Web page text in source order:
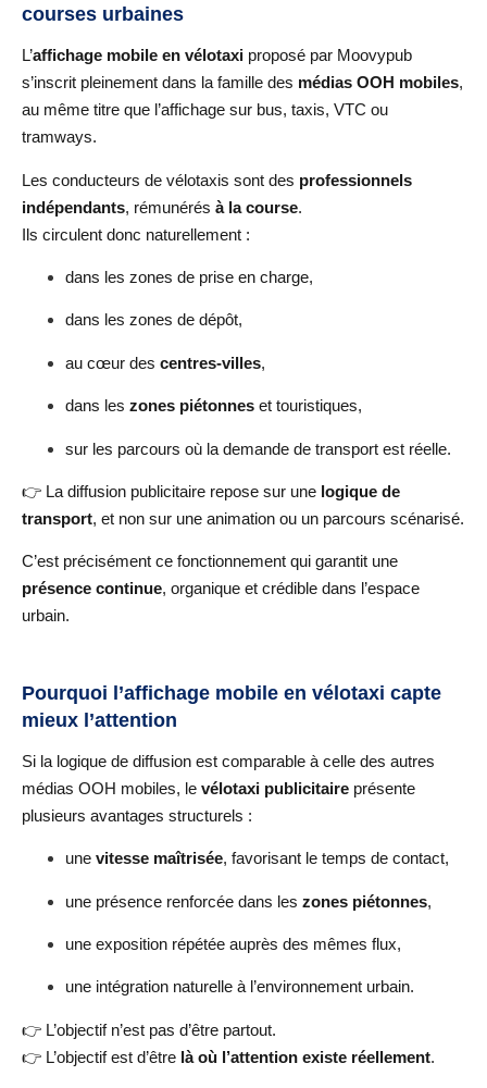
courses urbaines
L’affichage mobile en vélotaxi proposé par Moovypub
s’inscrit pleinement dans la famille des médias OOH mobiles,
au même titre que l’affichage sur bus, taxis, VTC ou
tramways.
Les conducteurs de vélotaxis sont des professionnels
indépendants, rémunérés à la course.
Ils circulent donc naturellement :
dans les zones de prise en charge,
dans les zones de dépôt,
au cœur des centres-villes,
dans les zones piétonnes et touristiques,
sur les parcours où la demande de transport est réelle.
👉 La diffusion publicitaire repose sur une logique de
transport, et non sur une animation ou un parcours scénarisé.
C’est précisément ce fonctionnement qui garantit une
présence continue, organique et crédible dans l’espace
urbain.
Pourquoi l’affichage mobile en vélotaxi capte
mieux l’attention
Si la logique de diffusion est comparable à celle des autres
médias OOH mobiles, le vélotaxi publicitaire présente
plusieurs avantages structurels :
une vitesse maîtrisée, favorisant le temps de contact,
une présence renforcée dans les zones piétonnes,
une exposition répétée auprès des mêmes flux,
une intégration naturelle à l’environnement urbain.
👉 L’objectif n’est pas d’être partout.
👉 L’objectif est d’être là où l’attention existe réellement.